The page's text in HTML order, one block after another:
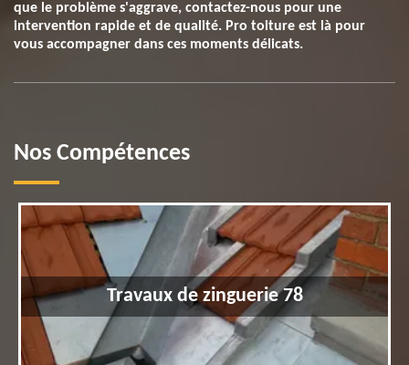
que le problème s'aggrave, contactez-nous pour une
intervention rapide et de qualité. Pro toiture est là pour
vous accompagner dans ces moments délicats.
Nos Compétences
Travaux de zinguerie 78